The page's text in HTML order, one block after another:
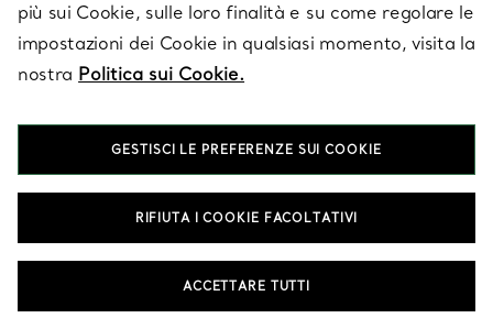
SERVIZIO CLIENTI
SU TIFFANY & CO.
LEGALE
più sui Cookie, sulle loro finalità e su come regolare le
impostazioni dei Cookie in qualsiasi momento, visita la
nostra Politica sui Cookie.
GESTISCI LE PREFERENZE SUI COOKIE
RIFIUTA I COOKIE FACOLTATIVI
ACCETTARE TUTTI